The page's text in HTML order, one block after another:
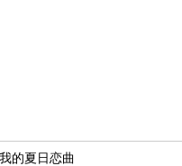
的夏日恋曲